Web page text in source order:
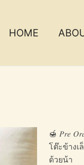
HOME
🍯 𝑃𝑟𝑒
โต๊ะข้าง
ด้วยน้า